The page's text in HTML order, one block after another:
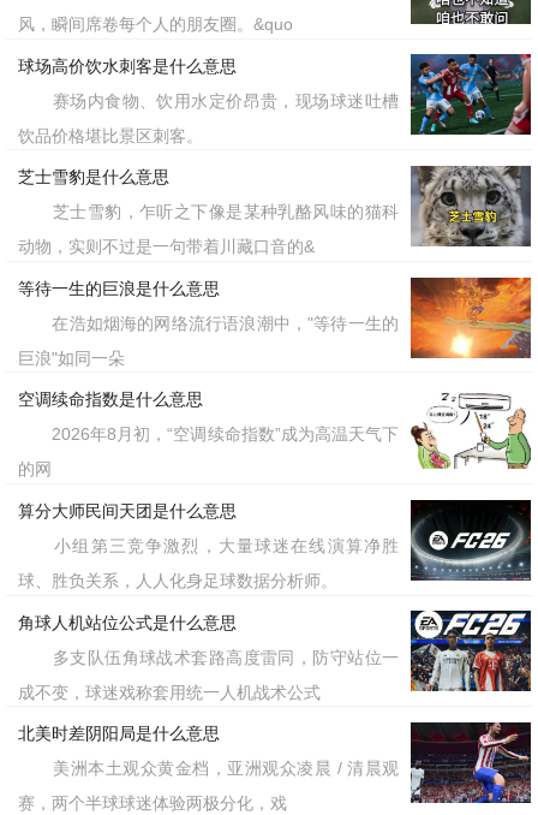
风，瞬间席卷每个人的朋友圈。&quo
球场高价饮水刺客是什么意思
赛场内食物、饮用水定价昂贵，现场球迷吐槽
饮品价格堪比景区刺客。
芝士雪豹是什么意思
芝士雪豹，乍听之下像是某种乳酪风味的猫科
动物，实则不过是一句带着川藏口音的&
等待一生的巨浪是什么意思
在浩如烟海的网络流行语浪潮中，"等待一生的
巨浪"如同一朵
空调续命指数是什么意思
2026年8月初，“空调续命指数”成为高温天气下
的网
算分大师民间天团是什么意思
小组第三竞争激烈，大量球迷在线演算净胜
球、胜负关系，人人化身足球数据分析师。
角球人机站位公式是什么意思
多支队伍角球战术套路高度雷同，防守站位一
成不变，球迷戏称套用统一人机战术公式
北美时差阴阳局是什么意思
美洲本土观众黄金档，亚洲观众凌晨 / 清晨观
赛，两个半球球迷体验两极分化，戏